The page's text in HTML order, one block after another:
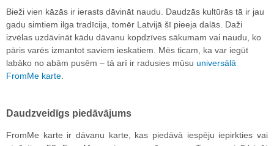
Bieži vien kāzās ir ierasts dāvināt naudu. Daudzās kultūrās tā ir jau
gadu simtiem ilga tradīcija, tomēr Latvijā šī pieeja dalās. Daži
izvēlas uzdāvināt kādu dāvanu kopdzīves sākumam vai naudu, ko
pāris varēs izmantot saviem ieskatiem. Mēs ticam, ka var iegūt
labāko no abām pusēm – tā arī ir radusies mūsu universālā
FromMe karte
Daudzveidīgs piedāvājums
FromMe karte ir dāvanu karte, kas piedāvā iespēju iepirkties vai